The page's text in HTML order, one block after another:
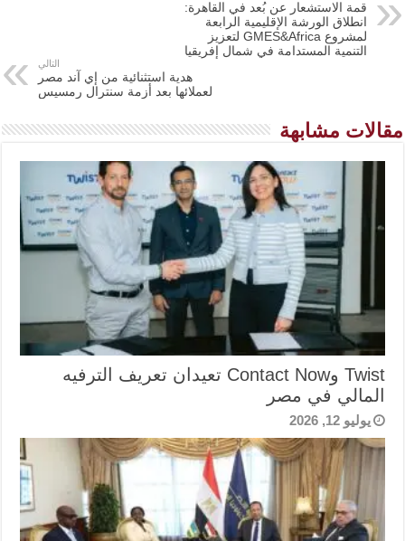
قمة الاستشعار عن بُعد في القاهرة:
انطلاق الورشة الإقليمية الرابعة
لمشروع GMES&Africa لتعزيز
التنمية المستدامة في شمال إفريقيا
التالي
هدية استثنائية من إي آند مصر
لعملائها بعد أزمة سنترال رمسيس
مقالات مشابهة
Twist وContact Now تعيدان تعريف الترفيه
المالي في مصر
يوليو 12, 2026